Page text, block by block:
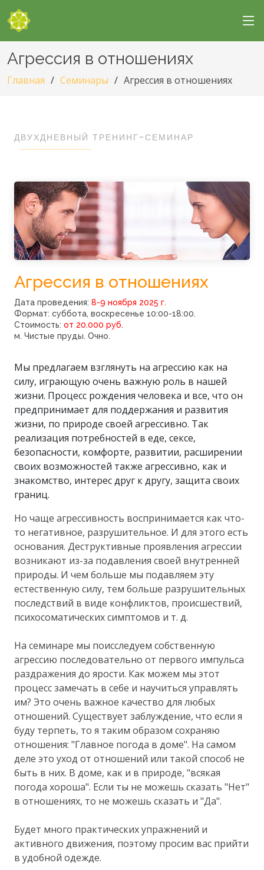
Агрессия в отношениях
Главная Семинары Агрессия в отношениях
ДВУХДНЕВНЫЙ ТРЕНИНГ-СЕМИНАР
Агрессия в отношениях
Дата проведения: 8-9 ноября 2025 г.
Формат: суббота, воскресенье 10:00-18:00.
Стоимость: от 20.000 руб.
м. Чистые пруды. Очно.
Мы предлагаем взглянуть на агрессию как на
силу, играющую очень важную роль в нашей
жизни. Процесс рождения человека и все, что он
предпринимает для поддержания и развития
жизни, по природе своей агрессивно. Так
реализация потребностей в еде, сексе,
безопасности, комфорте, развитии, расширении
своих возможностей также агрессивно, как и
знакомство, интерес друг к другу, защита своих
границ.
Но чаще агрессивность воспринимается как что-
то негативное, разрушительное. И для этого есть
основания. Деструктивные проявления агрессии
возникают из-за подавления своей внутренней
природы. И чем больше мы подавляем эту
естественную силу, тем больше разрушительных
последствий в виде конфликтов, происшествий,
психосоматических симптомов и т. д.
На семинаре мы поисследуем собственную
агрессию последовательно от первого импульса
раздражения до ярости. Как можем мы этот
процесс замечать в себе и научиться управлять
им? Это очень важное качество для любых
отношений. Существует заблуждение, что если я
буду терпеть, то я таким образом сохраняю
отношения: "Главное погода в доме". На самом
деле это уход от отношений или такой способ не
быть в них. В доме, как и в природе, "всякая
погода хороша". Если ты не можешь сказать "Нет"
в отношениях, то не можешь сказать и "Да".
Будет много практических упражнений и
активного движения, поэтому просим вас прийти
в удобной одежде.